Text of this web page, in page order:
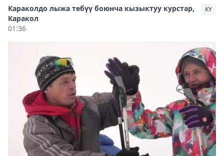
Караколдо лыжа тебүү боюнча кызыктуу курстар,
Каракол
01:36
KY